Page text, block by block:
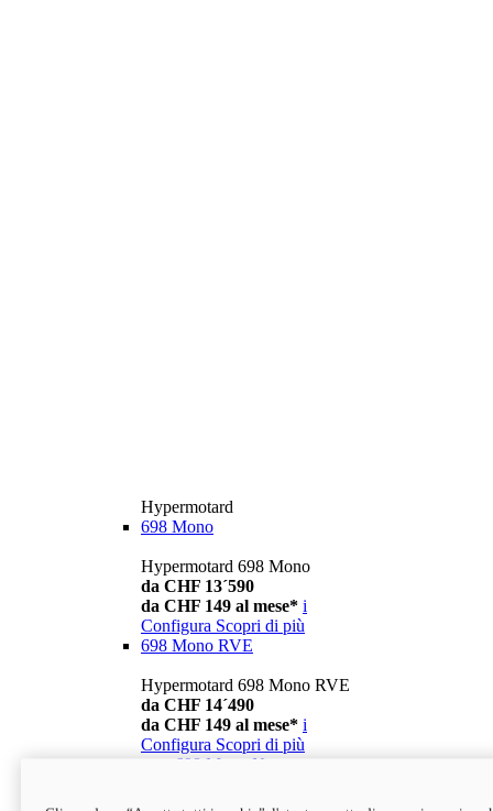
Hypermotard
698 Mono
Hypermotard 698 Mono
da CHF 13´590
da CHF 149 al mese* i
Configura Scopri di più
698 Mono RVE
Hypermotard 698 Mono RVE
da CHF 14´490
da CHF 149 al mese* i
Configura Scopri di più
698 Mono Nera
Hypermotard 698 Mono Nera